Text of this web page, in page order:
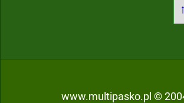
www.multipasko.pl ©